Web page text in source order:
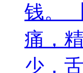
钱。
痛，
少，